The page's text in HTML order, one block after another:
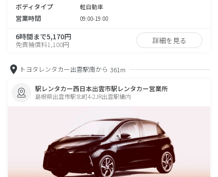
ボディタイプ 軽自動車
営業時間 09:00-19:00
6時間まで5,170円
免責補償料1,100円 詳細を見る
トヨタレンタカー出雲駅南から 361m
駅レンタカー西日本出雲市駅レンタカー営業所
島根県出雲市駅北町4-2JR出雲駅構内